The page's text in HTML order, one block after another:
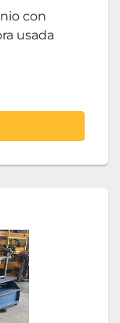
con
usada